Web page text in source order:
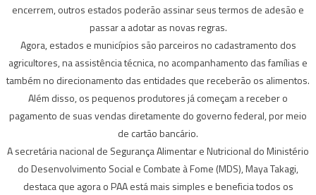
encerrem, outros estados poderão assinar seus termos de adesão e
passar a adotar as novas regras.
Agora, estados e municípios são parceiros no cadastramento dos
agricultores, na assistência técnica, no acompanhamento das famílias e
também no direcionamento das entidades que receberão os alimentos.
Além disso, os pequenos produtores já começam a receber o
pagamento de suas vendas diretamente do governo federal, por meio
de cartão bancário.
A secretária nacional de Segurança Alimentar e Nutricional do Ministério
do Desenvolvimento Social e Combate à Fome (MDS), Maya Takagi,
destaca que agora o PAA está mais simples e beneficia todos os